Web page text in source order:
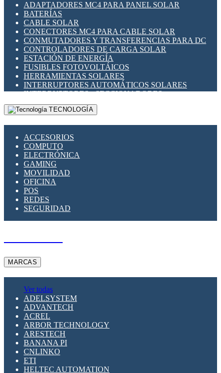
ADAPTADORES MC4 PARA PANEL SOLAR
BATERÍAS
CABLE SOLAR
CONECTORES MC4 PARA CABLE SOLAR
CONMUTADORES Y TRANSFERENCIAS PARA DC
CONTROLADORES DE CARGA SOLAR
ESTACIÓN DE ENERGÍA
FUSIBLES FOTOVOLTÁICOS
HERRAMIENTAS SOLARES
INTERRUPTORES AUTOMÁTICOS SOLARES
INTERRUPTORES - SECCIONADORES
FOTOVOLTÁICOS
MONTAJE PANEL SOLAR
SUPRESOR DE TRANSIENTES SPDS PARA
APLICACIONES FOTOVOLTAICAS
TECNOLOGÍA
ACCESORIOS
COMPUTO
ELECTRÓNICA
GAMING
MOVILIDAD
OFICINA
POS
REDES
SEGURIDAD
MARCAS
Ver todas
ADELSYSTEM
ADVANTECH
ACREL
ARBOR TECHNOLOGY
ARESTECH
BANANA PI
CNLINKO
ETI
HELTEC AUTOMATION